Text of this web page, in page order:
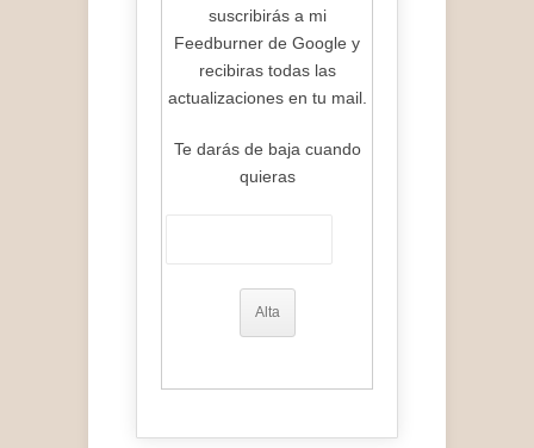
suscribirás a mi
Feedburner de Google y
recibiras todas las
actualizaciones en tu mail.
Te darás de baja cuando
quieras